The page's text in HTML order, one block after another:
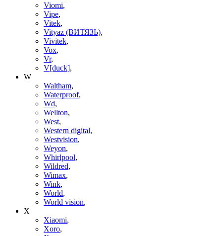
Viomi,
Vipe,
Vitek,
Vityaz (ВИТЯЗЬ),
Vivitek,
Vox,
Vr,
V[duck],
W
Waltham,
Waterproof,
Wd,
Wellton,
West,
Western digital,
Westvision,
Weyon,
Whirlpool,
Wildred,
Wimax,
Wink,
World,
World vision,
X
Xiaomi,
Xoro,